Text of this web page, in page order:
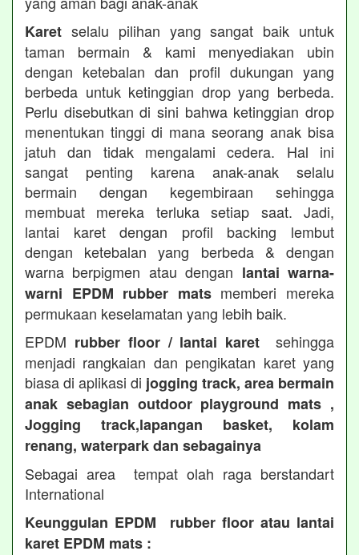
Karet selalu pilihan yang sangat baik untuk
taman bermain & kami menyediakan ubin
dengan ketebalan dan profil dukungan yang
berbeda untuk ketinggian drop yang berbeda.
Perlu disebutkan di sini bahwa ketinggian drop
menentukan tinggi di mana seorang anak bisa
jatuh dan tidak mengalami cedera. Hal ini
sangat penting karena anak-anak selalu
bermain dengan kegembiraan sehingga
membuat mereka terluka setiap saat. Jadi,
lantai karet dengan profil backing lembut
dengan ketebalan yang berbeda & dengan
warna berpigmen atau dengan lantai warna-
warni EPDM rubber matsmemberi mereka
permukaan keselamatan yang lebih baik.
EPDM rubber floor / lantai karet sehingga
menjadi rangkaian dan pengikatan karet yang
biasa di aplikasi di jogging track, area bermain
anak sebagian outdoor playground mats ,
Jogging track,lapangan basket, kolam
renang, waterpark dan sebagainya
Sebagai area tempat olah raga berstandart
International
Keunggulan EPDM rubber floor atau lantai
karet EPDM mats :